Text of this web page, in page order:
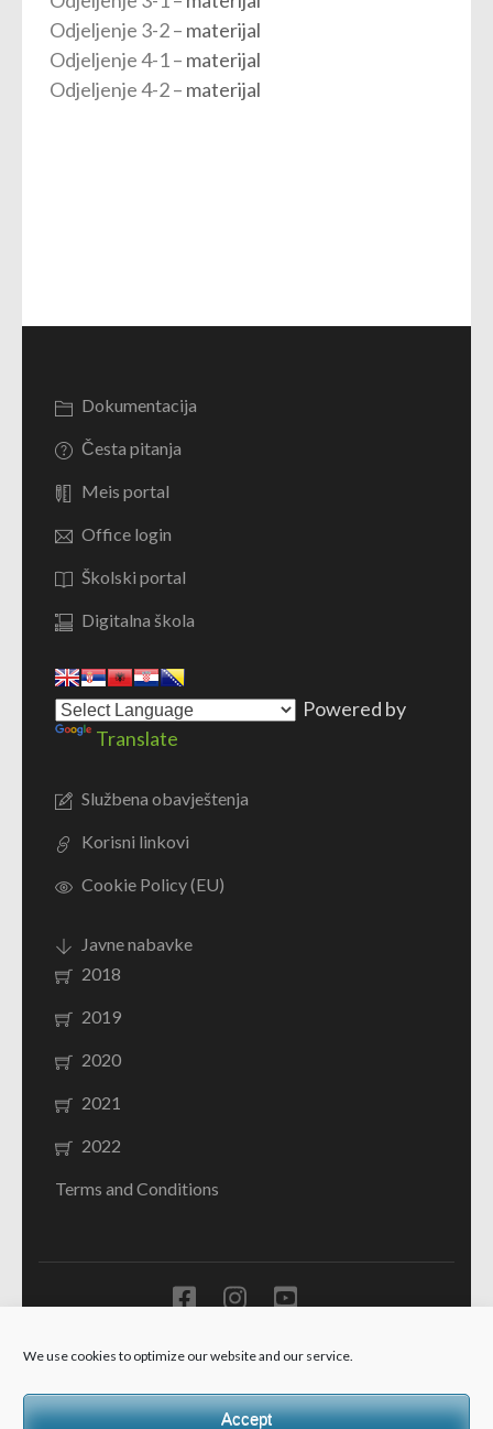
We use cookies to optimize our website and our service.
Accept
Odjeljenje 3-2 – materijal
Odjeljenje 4-1 – materijal
Odjeljenje 4-2 – materijal
Dokumentacija
Česta pitanja
Meis portal
Office login
Školski portal
Digitalna škola
Powered by
Translate
Službena obavještenja
Korisni linkovi
Cookie Policy (EU)
Javne nabavke
2018
2019
2020
2021
2022
Terms and Conditions
Ministarstvo prosvjete Crne Gore - JU Resursni centar za
Developed ByRara Theme. Powered byWordPress.